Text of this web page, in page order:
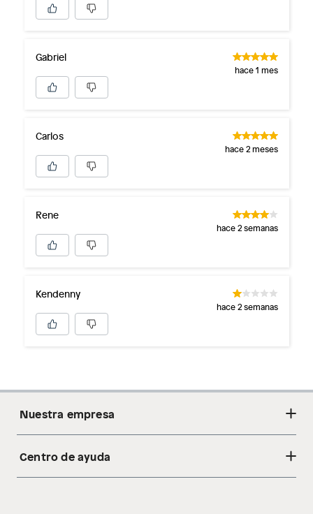
Gabriel
hace 1 mes
Carlos
hace 2 meses
Rene
hace 2 semanas
Kendenny
hace 2 semanas
Nuestra empresa
Acerca de nosotros
Centro de ayuda